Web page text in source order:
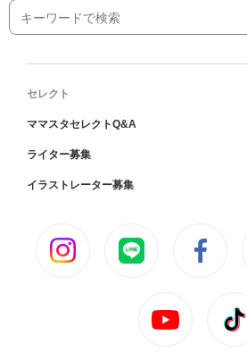
セレクト
ママスタセレクトQ&A
ライター募集
イラストレーター募集